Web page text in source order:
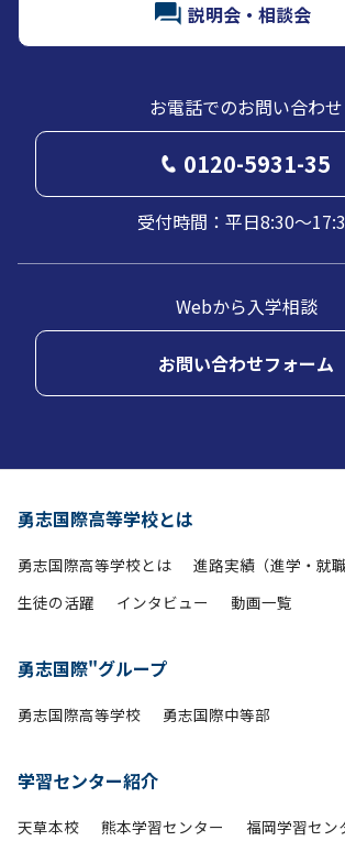
説明会・相談会
お電話でのお問い合わせ
0120-5931-35
受付時間：平日8:30～
Webから入学相談
お問い合わせフォーム
勇志国際高等学校とは
勇志国際高等学校とは
進路実績（進学・就職
生徒の活躍
インタビュー 動画一覧
勇志国際"グループ
勇志国際高等学校 勇志国際中等部
学習センター紹介
天草本校 熊本学習センター
福岡学習セン